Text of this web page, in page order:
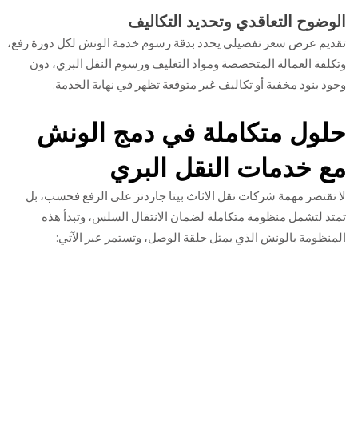
الوضوح التعاقدي وتحديد التكاليف
تقديم عرض سعر تفصيلي يحدد بدقة رسوم خدمة الونش لكل دورة رفع،
وتكلفة العمالة المتخصصة ومواد التغليف ورسوم النقل البري، دون
وجود بنود مخفية أو تكاليف غير متوقعة تظهر في نهاية الخدمة.
حلول متكاملة في دمج الونش
مع خدمات النقل البري
لا تقتصر مهمة شركات نقل الاثاث بيتا جاردنز على الرفع فحسب، بل
تمتد لتشمل منظومة متكاملة لضمان الانتقال السلس، وتبدأ هذه
المنظومة بالونش الذي يمثل حلقة الوصل، وتستمر عبر الآتي: